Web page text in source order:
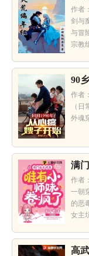
作者
剑与
与冒
宗教
90
作者
（
外魂
满
作者
一朝
的恶
女主
高